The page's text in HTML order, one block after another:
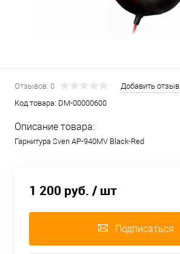
Отзывов: 0
Добавить отзыв
Код товара: DM-00000600
Описание товара:
Гарнитура Sven AP-940MV Black-Red
1 200 руб. / шт
Подписаться